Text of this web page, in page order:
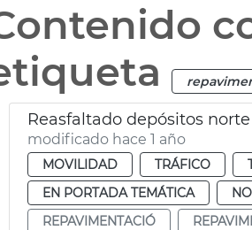
Reasfaltado depósitos
modificado hace 1 año
MOVILIDAD TRÁFICO
EN PORTADA TEMÁTICA
REPAVIMENTACIÓ